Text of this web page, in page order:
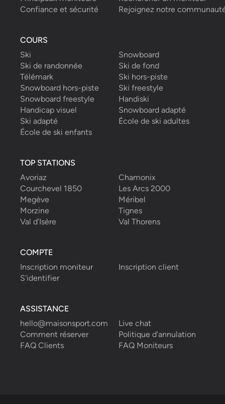
Confiance et sécurité
Rejoignez notre
COURS
Ski
Snowboard
Ski de randonnée
Ski de fond
Télémark
Ski hors-piste
Snowboard hors-piste
Ski freestyle
Snowboard freestyle
Handiski
Handicap visuel
Snowboard adapté
Ski adapté
École de ski adultes
École de ski enfants
TOP STATIONS
Avoriaz
Chamonix
Courchevel 1850
Les Arcs 2000
Megève
Méribel
Morzine
Tignes
Val d’Isère
Val Thorens
COMPTE
Inscription moniteur
Inscription client
S'identifier
ASSISTANCE
hello@maisonsport.com
Live chat
Comment réserver
Politique d'annulation
FAQ Clients
FAQ Moniteurs